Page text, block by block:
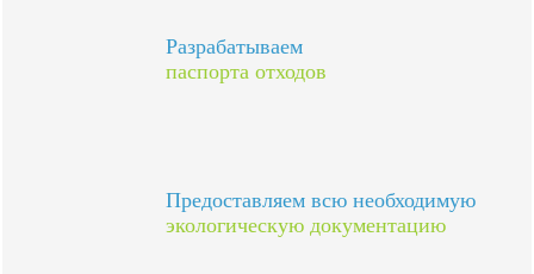
Разрабатываем
паспорта отходов
Предоставляем всю необходимую
экологическую документацию